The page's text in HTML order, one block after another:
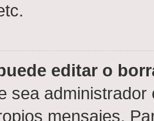
editar o
sea
mensajes.